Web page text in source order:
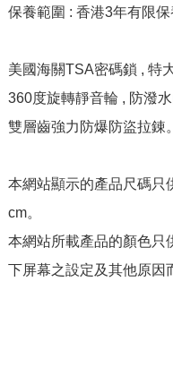
保養範圍 : 香港3年有限保
美國海關TSA密碼鎖 , 特
360度旋轉靜音輪 , 防潑
雙層齒強力防爆防盜拉錬。
本網站顯示的產品尺碼只
cm。
本網站所載產品的顏色只